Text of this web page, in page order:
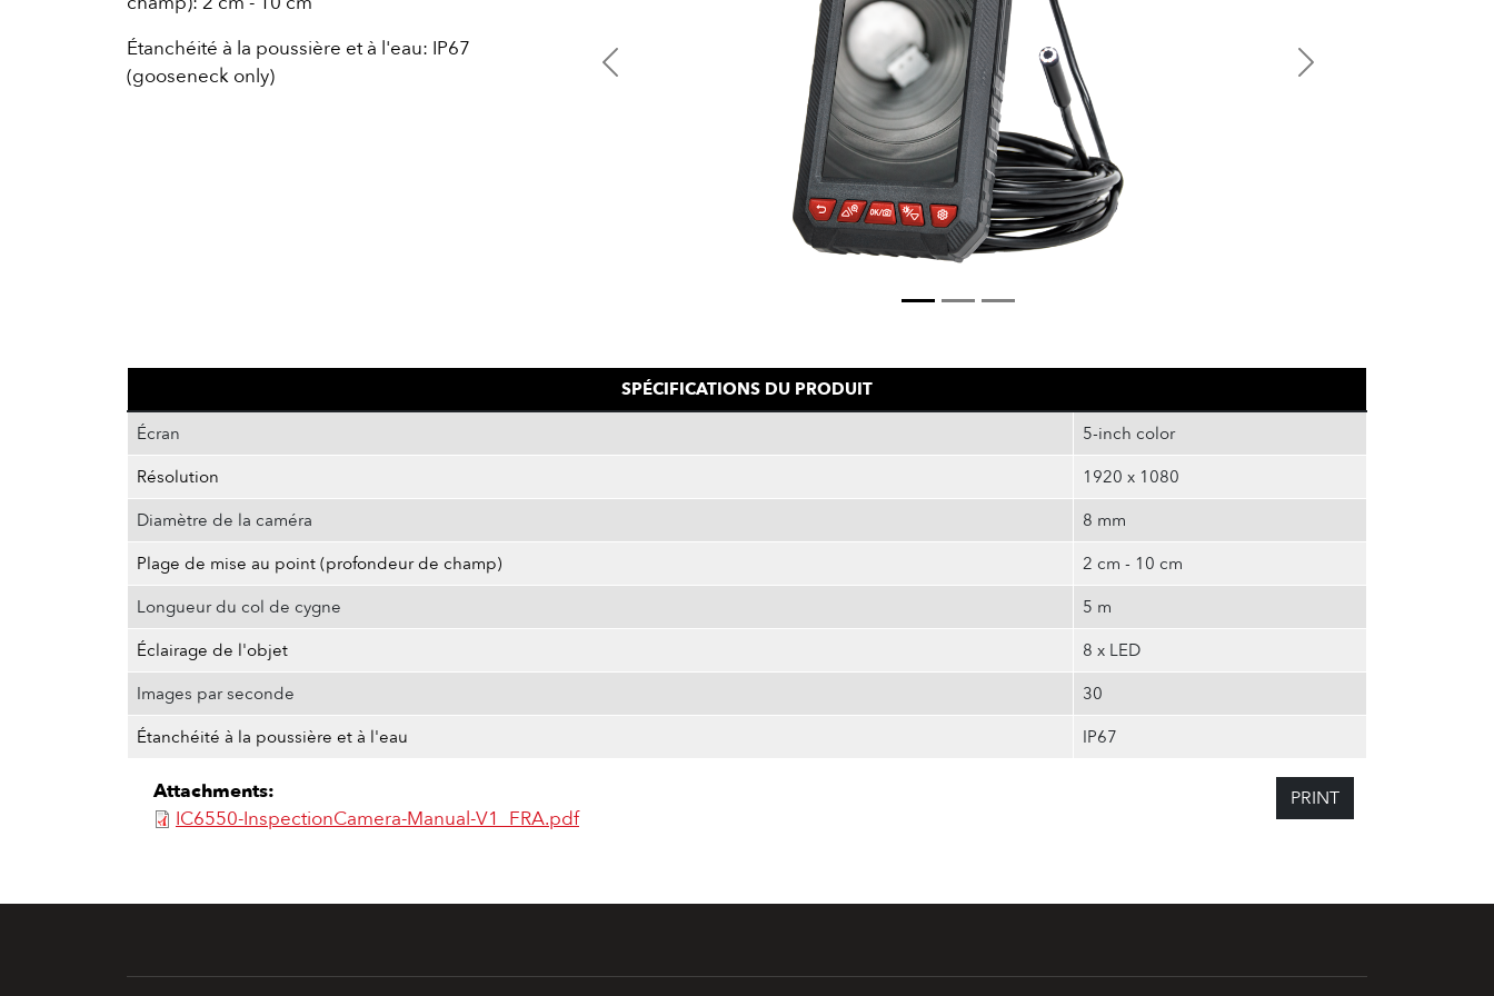
Étanchéité à la poussière et à l'eau: IP67
(gooseneck only)
Previous Next
SPÉCIFICATIONS DU PRODUIT
Écran
5-inch color
Résolution
1920 x 1080
Diamètre de la caméra
8 mm
Plage de mise au point (profondeur de champ)
2 cm - 10 cm
Longueur du col de cygne
5 m
Éclairage de l'objet
8 x LED
Images par seconde
30
Étanchéité à la poussière et à l'eau
IP67
Attachments:
IC6550-InspectionCamera-Manual-V1_FRA.pdf
PRINT